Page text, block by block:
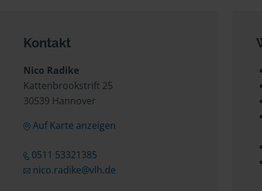
Kontakt
Nico Radike
Kattenbrookstrift 25
30539 Hannover
Auf Karte anzeigen
0511 53321385
nico.radike@vlh.de